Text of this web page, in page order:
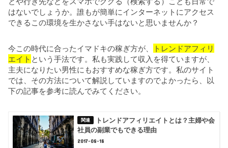
はないでしょうか。誰もが簡単にインターネットにアクセス
できるこの環境を生かさない手はないと思いませんか？
今この時代に合ったイマドキの稼ぎ方が、
トレンドアフィリ
エイト という手法です。私も実践して収入を得ていますが、
主夫になりたい男性にもおすすめな稼ぎ方です。私のサイト
では、その方法について解説していますのでよかったら、以
下の記事を参考に読んでみてください。
トレンドアフィリエイトとは？主婦や会
社員の副業でもできる理由
2017-08-18